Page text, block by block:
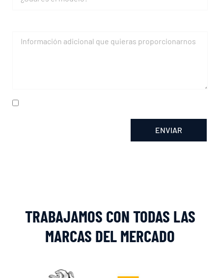
ENVIAR
TRABAJAMOS CON TODAS LAS
MARCAS DEL MERCADO